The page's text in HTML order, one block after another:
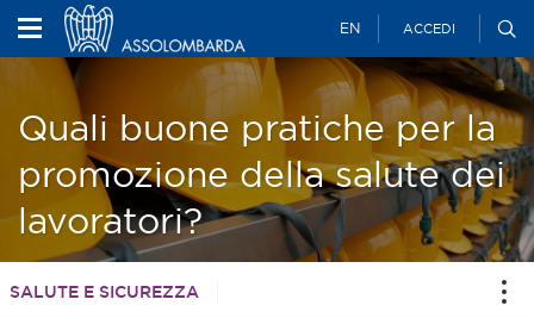
EN ACCEDI
Quali buone pratiche per la
promozione della salute dei
lavoratori?
SALUTE E SICUREZZA